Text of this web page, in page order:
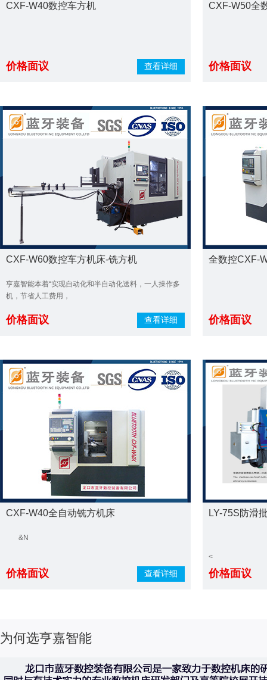
CXF-W40数控车方机
查看详细
价格面议
CXF-W50全
价格面议
CXF-W60数控车方机床-铣方机
亨嘉智能本着“实现自动化和半自动化送料，一人操作多
机，节省人工费用，
查看详细
价格面议
全数控CXF-
价格面议
CXF-W40全自动铣方机床
&n
查看详细
价格面议
LY-75S防滑
<
价格面议
为何选亨嘉智能